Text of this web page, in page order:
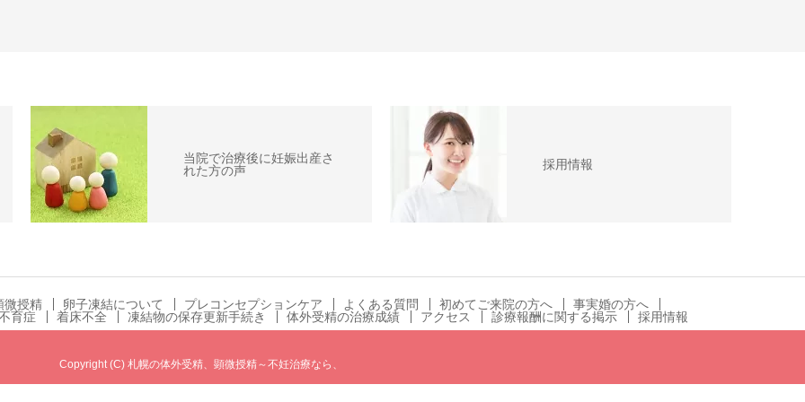
当院で治療後に妊娠出産さ
れた方の声
採用情報
微授精 卵子凍結について プレコンセプションケア よくある質問 初めてご来院の方へ
事実婚の方へ
育症 着床不全 凍結物の保存更新手続き 体外受精の治療成績 アクセス 診療報酬に関する掲示 採用情報
Copyright (C) 札幌の体外受精、顕微授精～不妊治療なら、